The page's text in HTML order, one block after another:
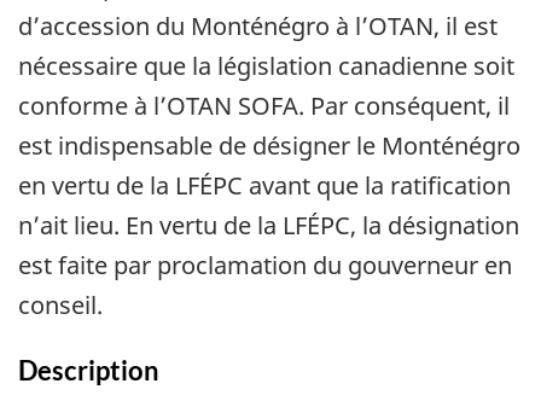
d’accession du Monténégro à l’OTAN, il est
nécessaire que la législation canadienne soit
conforme à l’OTAN SOFA. Par conséquent, il
est indispensable de désigner le Monténégro
en vertu de la LFÉPC avant que la ratification
n’ait lieu. En vertu de la LFÉPC, la désignation
est faite par proclamation du gouverneur en
conseil.
Description